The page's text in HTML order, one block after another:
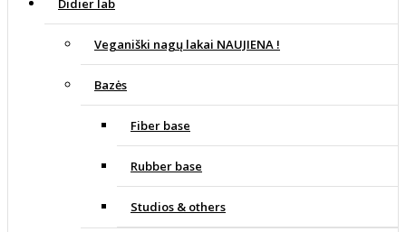
Didier lab
Veganiški nagų lakai NAUJIENA !
Bazės
Fiber base
Rubber base
Studios & others